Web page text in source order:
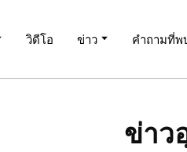
วิดีโอ ข่าว คำถามที่พ
ข่าว